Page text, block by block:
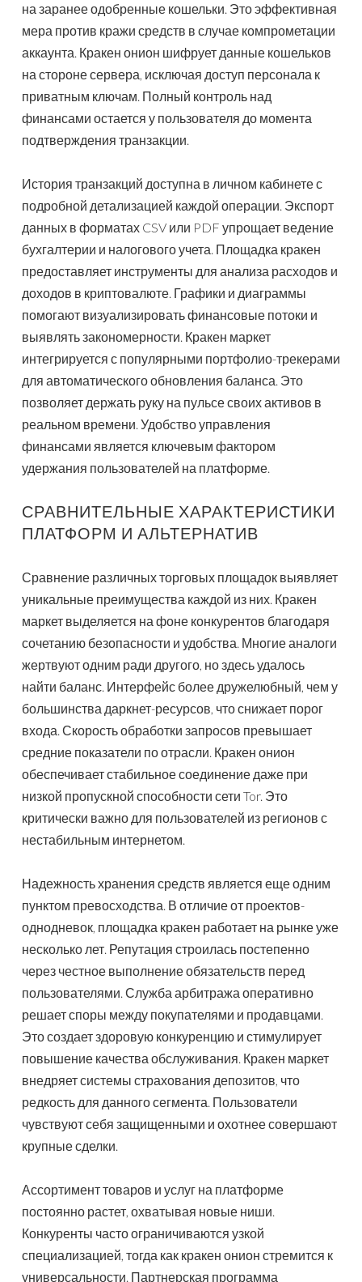
на заранее одобренные кошельки. Это эффективная
мера против кражи средств в случае компрометации
аккаунта. Кракен онион шифрует данные кошельков
на стороне сервера, исключая доступ персонала к
приватным ключам. Полный контроль над
финансами остается у пользователя до момента
подтверждения транзакции.
История транзакций доступна в личном кабинете с
подробной детализацией каждой операции. Экспорт
данных в форматах CSV или PDF упрощает ведение
бухгалтерии и налогового учета. Площадка кракен
предоставляет инструменты для анализа расходов и
доходов в криптовалюте. Графики и диаграммы
помогают визуализировать финансовые потоки и
выявлять закономерности. Кракен маркет
интегрируется с популярными портфолио-трекерами
для автоматического обновления баланса. Это
позволяет держать руку на пульсе своих активов в
реальном времени. Удобство управления
финансами является ключевым фактором
удержания пользователей на платформе.
СРАВНИТЕЛЬНЫЕ ХАРАКТЕРИСТИКИ
ПЛАТФОРМ И АЛЬТЕРНАТИВ
Сравнение различных торговых площадок выявляет
уникальные преимущества каждой из них. Кракен
маркет выделяется на фоне конкурентов благодаря
сочетанию безопасности и удобства. Многие аналоги
жертвуют одним ради другого, но здесь удалось
найти баланс. Интерфейс более дружелюбный, чем у
большинства даркнет-ресурсов, что снижает порог
входа. Скорость обработки запросов превышает
средние показатели по отрасли. Кракен онион
обеспечивает стабильное соединение даже при
низкой пропускной способности сети Tor. Это
критически важно для пользователей из регионов с
нестабильным интернетом.
Надежность хранения средств является еще одним
пунктом превосходства. В отличие от проектов-
однодневок, площадка кракен работает на рынке уже
несколько лет. Репутация строилась постепенно
через честное выполнение обязательств перед
пользователями. Служба арбитража оперативно
решает споры между покупателями и продавцами.
Это создает здоровую конкуренцию и стимулирует
повышение качества обслуживания. Кракен маркет
внедряет системы страхования депозитов, что
редкость для данного сегмента. Пользователи
чувствуют себя защищенными и охотнее совершают
крупные сделки.
Ассортимент товаров и услуг на платформе
постоянно растет, охватывая новые ниши.
Конкуренты часто ограничиваются узкой
специализацией, тогда как кракен онион стремится к
универсальности. Партнерская программа